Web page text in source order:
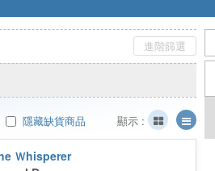
進階篩選
隱藏缺貨商品 顯示 :
Ｗhisperer